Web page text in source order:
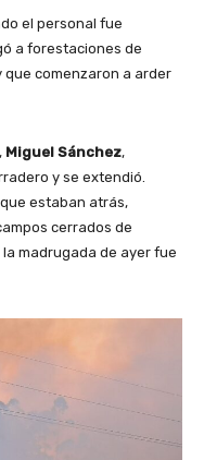
el personal fue
a forestaciones de
comenzaron a arder
Miguel Sánchez,
y se extendió.
estaban atrás,
cerrados de
madrugada de ayer fue